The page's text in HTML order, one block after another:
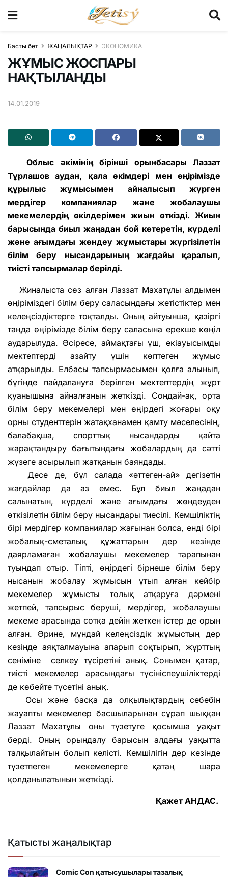
Басты бет ЖАҢАЛЫҚТАР ЭКОНОМИКА
ЖҰМЫС ЖОСПАРЫ
НАҚТЫЛАНДЫ
14.01.2019
Облыс әкімінің бірінші орынбасары Лаззат
Тұрлашов аудан, қала әкімдері мен өңірімізде
құрылыс жұмысымен айналысып жүрген
мердігер компаниялар және жобалаушы
мекемелердің өкілдерімен жиын өткізді. Жиын
барысында биыл жаңадан бой көтеретін, күрделі
және ағымдағы жөндеу жұмыстары жүргізілетін
білім беру нысандарының жағдайы қаралып,
тиісті тапсырмалар берілді.
Жиналыста сөз алған Лаззат Махатұлы алдымен
өңіріміздегі білім беру саласындағы жетістіктер мен
келеңсіздіктерге тоқталды. Оның айтуынша, қазіргі
таңда өңірімізде білім беру саласына ерекше көңіл
аударылуда. Әсіресе, аймақтағы үш, екіауысымды
мектептерді азайту үшін көптеген жұмыс
атқарылды. Елбасы тапсырмасымен қолға алынып,
бүгінде пайдалануға берілген мектептердің жұрт
қуанышына айналғанын жеткізді. Сондай-ақ, орта
білім беру мекемелері мен өңірдегі жоғары оқу
орны студенттерін жатақханамен қамту мәселесінің,
балабақша, спорттық нысандарды қайта
жарақтандыру бағытындағы жобалардың да сәтті
жүзеге асырылып жатқанын баяндады.
Десе де, бұл салада «әттеген-ай» дегізетін
жағдайлар да аз емес. Бұл биыл жаңадан
салынатын, күрделі және ағымдағы жөндеуден
өткізілетін білім беру нысандары тиесілі. Кемшіліктің
бірі мердігер компаниялар жағынан болса, енді бірі
жобалық-сметалық құжаттарын дер кезінде
даярламаған жобалаушы мекемелер тарапынан
туындап отыр. Тіпті, өңірдегі бірнеше білім беру
нысанын жобалау жұмысын ұтып алған кейбір
мекемелер жұмысты толық атқаруға дәрмені
жетпей, тапсырыс беруші, мердігер, жобалаушы
мекеме арасында сотқа дейін жеткен істер де орын
алған. Әрине, мұндай келеңсіздік жұмыстың дер
кезінде аяқталмауына апарып соқтырып, жұрттың
сеніміне селкеу түсіретіні анық. Сонымен қатар,
тиісті мекемелер арасындағы түсініспеушіліктерді
де көбейте түсетіні анық.
Осы және басқа да олқылықтардың себебін
жауапты мекемелер басшыларынан сұрап шыққан
Лаззат Махатұлы оны түзетуге қосымша уақыт
берді. Оның орындалу барысын алдағы уақытта
талқылайтын болып келісті. Кемшілігін дер кезінде
түзетпеген мекемелерге қатаң шара
қолданылатынын жеткізді.
Қажет АНДАС.
Қатысты жаңалықтар
Comic Con қатысушылары тазалық